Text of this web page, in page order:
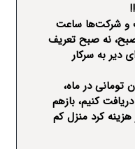
ساعت
نه صبح تعریف
به سرکار
در ماه،
کنیم، بازهم
کرد منزل کم